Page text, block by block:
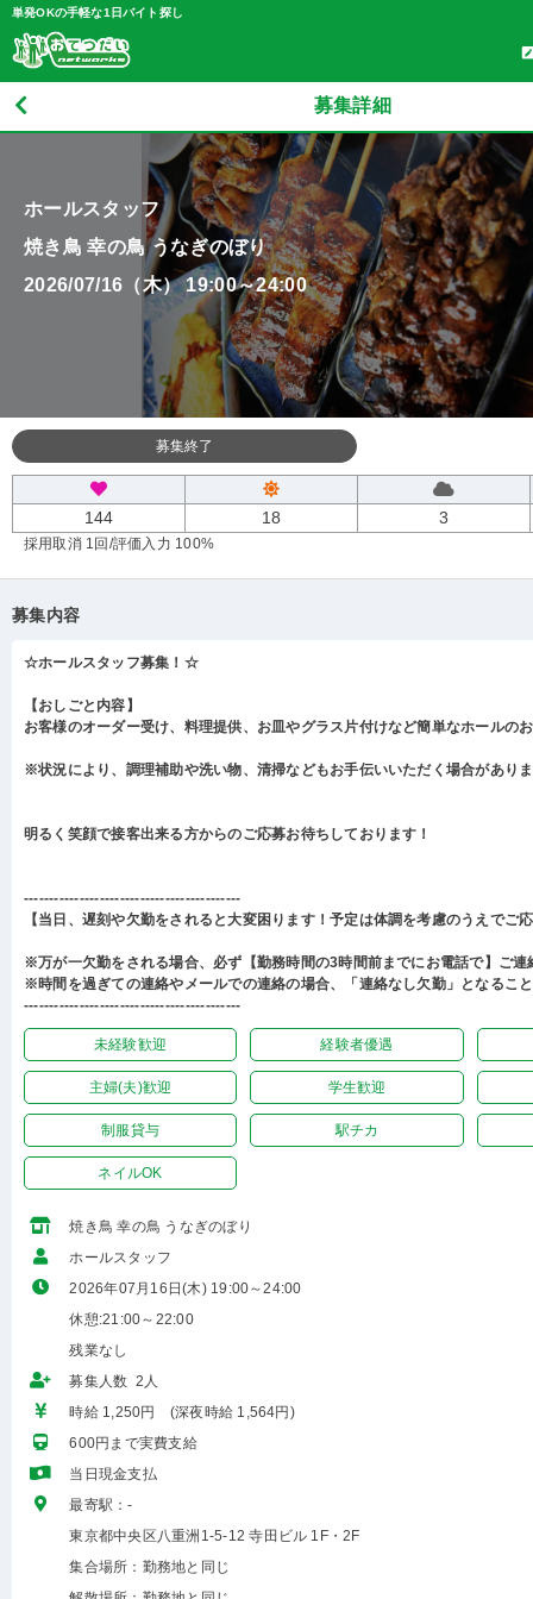
単発OKの手軽な1日バイト探し
募集詳細
ホールスタッフ
焼き鳥 幸の鳥 うなぎのぼり
2026/07/16（木） 19:00～24:00
募集終了
144 18 3
採用取消 1回 /評価入力 100%
募集内容
☆ホールスタッフ募集！☆
【おしごと内容】
お客様のオーダー受け、料理提供、お皿やグラス片付けなど簡単なホールの
※状況により、調理補助や洗い物、清掃などもお手伝いいただく場合があり
明るく笑顔で接客出来る方からのご応募お待ちしております！
-------------------------------------------
【当日、遅刻や欠勤をされると大変困ります！予定は体調を考慮のうえでご
※万が一欠勤をされる場合、必ず【勤務時間の3時間前までにお電話で】ご連
※時間を過ぎての連絡やメールでの連絡の場合、「連絡なし欠勤」となるこ
-------------------------------------------
未経験歓迎 経験者優遇
主婦(夫)歓迎 学生歓迎
制服貸与 駅チカ
ネイルOK
焼き鳥 幸の鳥 うなぎのぼり
ホールスタッフ
2026年07月16日(木) 19:00～24:00
休憩:21:00～22:00
残業なし
募集人数 2人
時給 1,250円 (深夜時給 1,564円)
600円まで実費支給
当日現金支払
最寄駅：-
東京都中央区八重洲1-5-12 寺田ビル 1F・2F
集合場所：勤務地と同じ